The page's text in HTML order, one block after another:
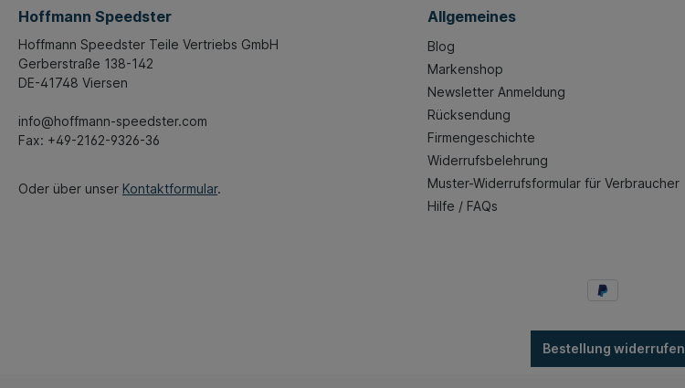
Hoffmann Speedster
Hoffmann Speedster Teile Vertriebs GmbH
Gerberstraße 138-142
DE-41748 Viersen
info@hoffmann-speedster.com
Fax: +49-2162-9326-36
Oder über unser Kontaktformular.
Allgemeines
Blog
Markenshop
Newsletter Anmeldung
Rücksendung
Firmengeschichte
Widerrufsbelehrung
Muster-Widerrufsformular für Verbraucher
Hilfe / FAQs
Bestellung widerrufen